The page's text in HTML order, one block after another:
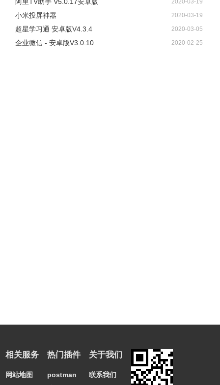
7、软件还具有美颜功能让你的美更上一层。
2020-03-19
小米投屏神器 2020-03-19
超星学习通 安卓版V4.3.4 2020-03-05
企业微信 - 安卓版V3.0.10 2020-02-25
相关服务
网站地图
热门插件
postman
关于我们
联系我们